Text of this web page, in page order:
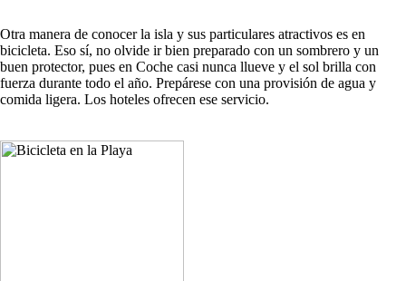
Otra manera de conocer la isla y sus particulares atractivos es en
bicicleta. Eso sí, no olvide ir bien preparado con un sombrero y un
buen protector, pues en Coche casi nunca llueve y el sol brilla con
fuerza durante todo el año. Prepárese con una provisión de agua y
comida ligera. Los hoteles ofrecen ese servicio.